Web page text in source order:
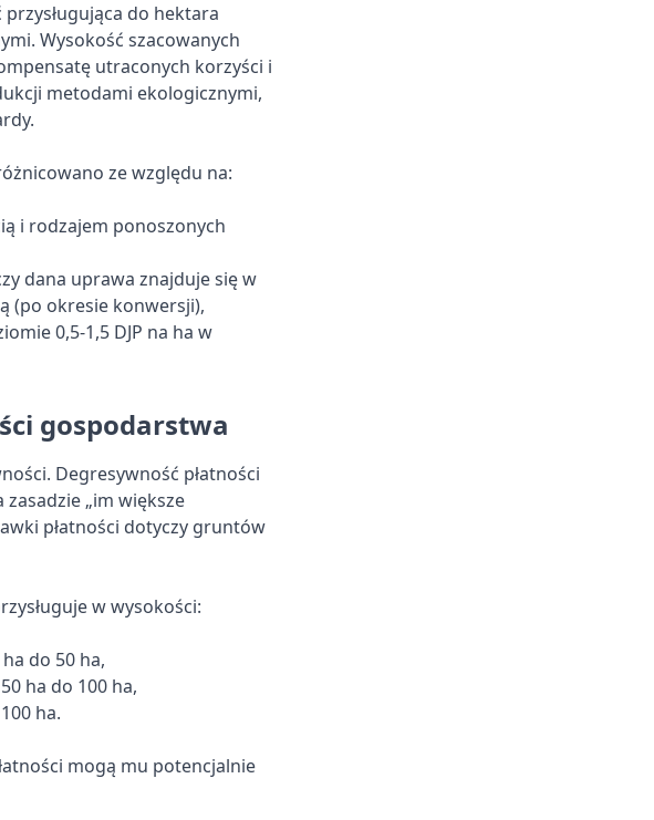
do hektara
Wysokość szacowanych
utraconych korzyści i
metodami ekologicznymi,
ze względu na:
i rodzajem ponoszonych
dana uprawa znajduje się w
(po okresie konwersji),
0,5-1,5 DJP na ha w
gospodarstwa
Degresywność płatności
„im większe
płatności dotyczy gruntów
w wysokości:
do 50 ha,
ha do 100 ha,
ha.
mogą mu potencjalnie